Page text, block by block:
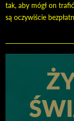
tak, aby mógł on
są oczywiście